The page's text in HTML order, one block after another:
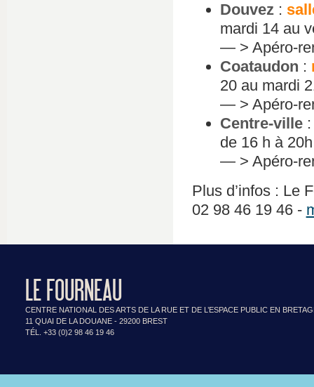
Douvez:
mardi 14 au
— > Apéro-
Coataudon :
20 au mardi
— > Apéro-
Centre-ville
de 16 h à
— > Apéro-
Plus d’infos : Le
02 98 46 19 46 -
LE FOURNEAU
CENTRE NATIONAL DES ARTS DE LA RUE ET DE L’ESPACE PUBLIC EN
11 QUAI DE LA DOUANE - 29200 BREST
TÉL. +33 (0)2 98 46 19 46